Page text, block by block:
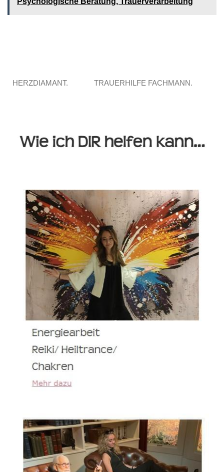
HERZDIAMANT. TRAUERHILFE FACHMANN.